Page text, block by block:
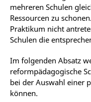
mehreren Schulen
Ressourcen zu
Praktikum nicht
Schulen die
Im folgenden Absatz
reformpädagogische
bei der Auswahl einer
können.